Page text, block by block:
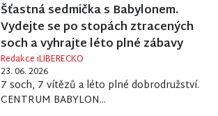
Šťastná sedmička s Babylonem.
Vydejte se po stopách ztracených
soch a vyhrajte léto plné zábavy
Redakce iLIBERECKO
23. 06. 2026
7 soch, 7 vítězů a léto plné dobrodružství.
CENTRUM BABYLON...